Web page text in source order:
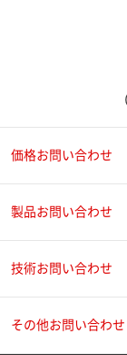
価格お問い合わせ
製品お問い合わせ
技術お問い合わせ
その他お問い合わせ